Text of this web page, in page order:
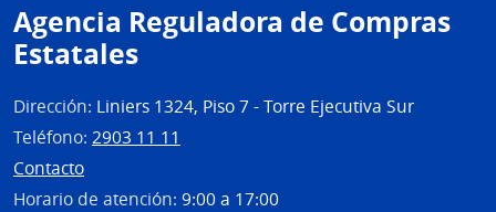
Agencia Reguladora de Compras
Estatales
Dirección: Liniers 1324, Piso 7 - Torre Ejecutiva Sur
Teléfono: 2903 11 11
Contacto
Horario de atención: 9:00 a 17:00